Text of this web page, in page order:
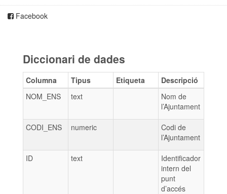
Facebook
Diccionari de dades
Columna Tipus Etiqueta
Descripció
NOM_ENS
text
Nom de
l’Ajuntament
CODI_ENS numeric
Codi de
l’Ajuntament
ID text
Identificador
intern del
punt
d’accés